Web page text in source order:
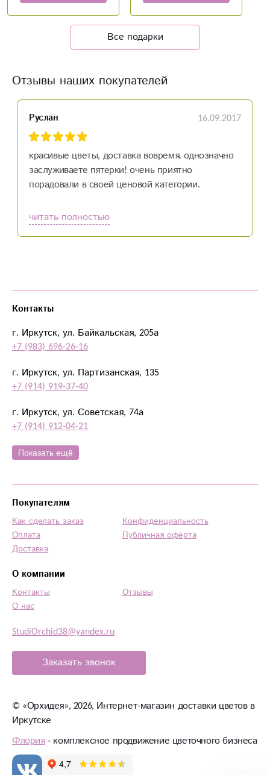
Все подарки
Отзывы наших покупателей
Руслан 16.09.2017
красивые цветы, доставка вовремя. однозначно
заслуживаете пятерки! очень приятно
порадовали в своей ценовой категории.
читать полностью
Контакты
г. Иркутск, ул. Байкальская, 205а
+7 (983) 696-26-16
г. Иркутск, ул. Партизанская, 135
+7 (914) 919-37-40
г. Иркутск, ул. Советская, 74а
+7 (914) 912-04-21
Показать ещё
StudiOrchid38@yandex.ru
Заказать звонок
Покупателям
Как сделать заказ
Оплата
Доставка
Конфиденциальность
Публичная оферта
О компании
Контакты
О нас
Отзывы
© «Орхидея», 2026, Интернет-магазин доставки цветов в
Иркутске
Флория- комплексное продвижение цветочного бизнеса